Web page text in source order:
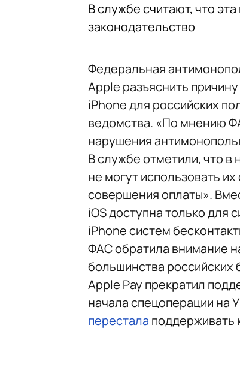
В службе считают, что
законодательство
Федеральная
Apple разъяснить
iPhone для российских
ведомства. «По мнению
нарушения
В службе отметили, что
не могут использовать
совершения оплаты».
iOS доступна только для
iPhone систем
ФАС обратила внимание
большинства российских
Apple Pay прекратил
начала спецоперации на
перестала поддерживать